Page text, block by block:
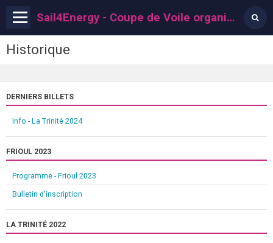
Sail4Energy - Coupe de Voile organisée par l'ACPV
Historique
DERNIERS BILLETS
Info - La Trinité 2024
FRIOUL 2023
Programme - Frioul 2023
Bulletin d'inscription
LA TRINITÉ 2022